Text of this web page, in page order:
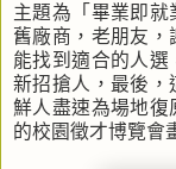
主題為「畢業即
舊廠商，老朋友
能找到適合的人
新招搶人，最後，
鮮人盡速為場地復
的校園徵才博覽會